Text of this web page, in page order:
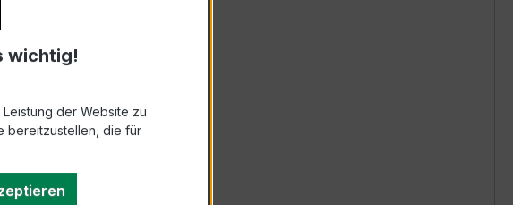
5 A)
wichtig!
der Website zu
bereitzustellen, die für